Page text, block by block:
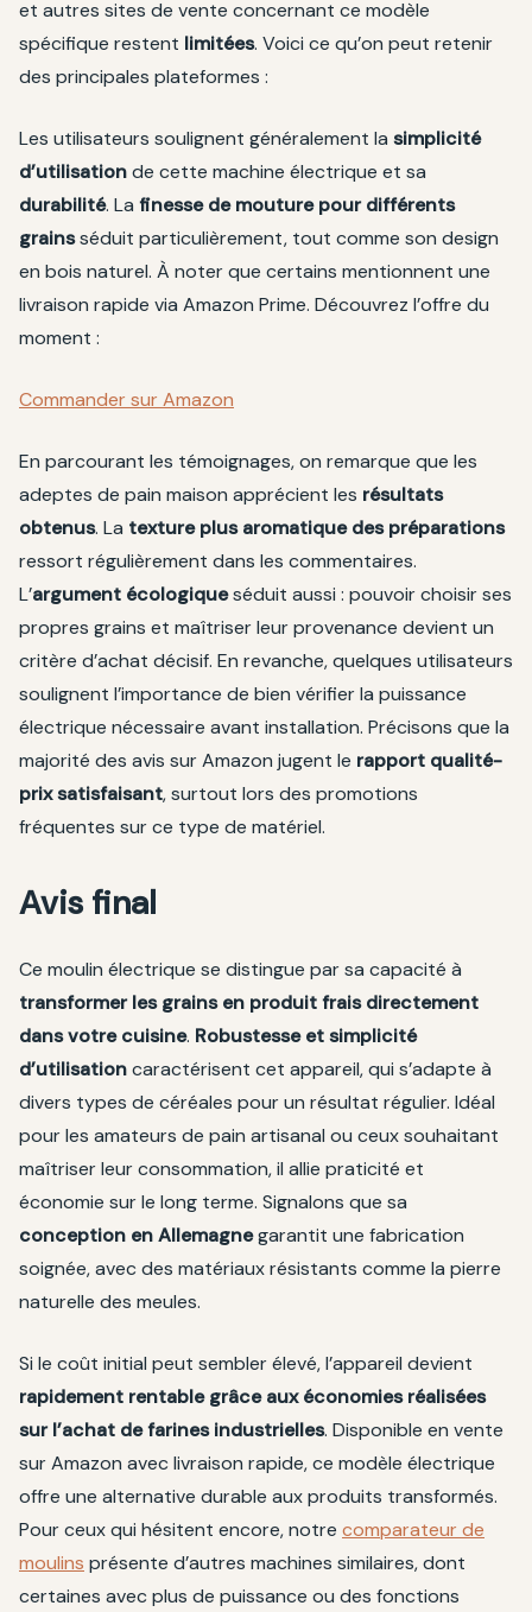
et autres sites de vente concernant ce modèle
spécifique restent limitées. Voici ce qu’on peut retenir
des principales plateformes :
Les utilisateurs soulignent généralement la simplicité
d’utilisationde cette machine électrique et sa
durabilité. La finesse de mouture pour différents
grainsséduit particulièrement, tout comme son design
en bois naturel. À noter que certains mentionnent une
livraison rapide via Amazon Prime. Découvrez l’offre du
moment :
Commander sur Amazon
En parcourant les témoignages, on remarque que les
adeptes de pain maison apprécient les résultats
obtenus. La texture plus aromatique des préparations
ressort régulièrement dans les commentaires.
L’argument écologiqueséduit aussi : pouvoir choisir ses
propres grains et maîtriser leur provenance devient un
critère d’achat décisif. En revanche, quelques utilisateurs
soulignent l’importance de bien vérifier la puissance
électrique nécessaire avant installation. Précisons que la
majorité des avis sur Amazon jugent le rapport qualité-
prix satisfaisant, surtout lors des promotions
fréquentes sur ce type de matériel.
Avis final
Ce moulin électrique se distingue par sa capacité à
transformer les grains en produit frais directement
dans votre cuisine. Robustesse et simplicité
d’utilisationcaractérisent cet appareil, qui s’adapte à
divers types de céréales pour un résultat régulier. Idéal
pour les amateurs de pain artisanal ou ceux souhaitant
maîtriser leur consommation, il allie praticité et
économie sur le long terme. Signalons que sa
conception en Allemagnegarantit une fabrication
soignée, avec des matériaux résistants comme la pierre
naturelle des meules.
Si le coût initial peut sembler élevé, l’appareil devient
rapidement rentable grâce aux économies réalisées
sur l’achat de farines industrielles. Disponible en vente
sur Amazon avec livraison rapide, ce modèle électrique
offre une alternative durable aux produits transformés.
Pour ceux qui hésitent encore, notre comparateur de
moulins présente d’autres machines similaires, dont
certaines avec plus de puissance ou des fonctions